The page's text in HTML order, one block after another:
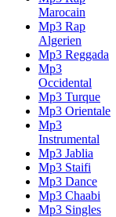
Marocain
Mp3 Rap
Algerien
Mp3 Reggada
Mp3
Occidental
Mp3 Turque
Mp3 Orientale
Mp3
Instrumental
Mp3 Jablia
Mp3 Staifi
Mp3 Dance
Mp3 Chaabi
Mp3 Singles